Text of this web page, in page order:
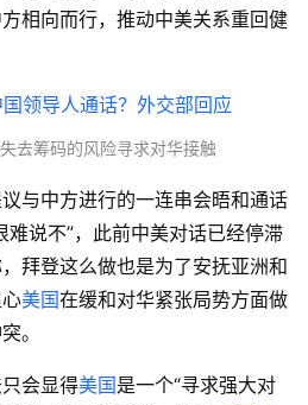
相向而行，推动中美关系重回健
去筹码的风险寻求对华接触
与中方进行的一连串会晤和通话
难说不”，此前中美对话已经停滞
拜登这么做也是为了安抚亚洲和
美国在缓和对华紧张局势方面做
。
会显得美国是一个“寻求强大对